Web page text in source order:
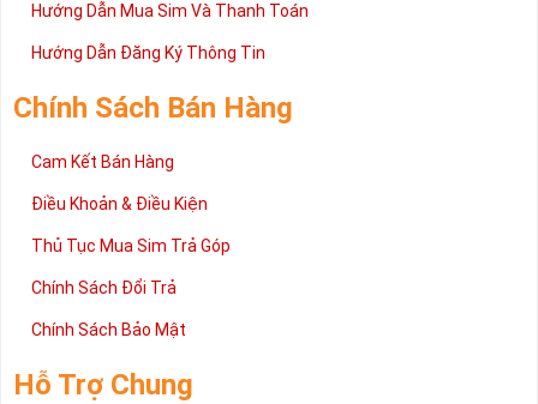
Hướng Dẫn Mua Sim Và Thanh Toán
Hướng Dẫn Đăng Ký Thông Tin
Chính Sách Bán Hàng
Cam Kết Bán Hàng
Điều Khoản & Điều Kiện
Thủ Tục Mua Sim Trả Góp
Chính Sách Đổi Trả
Chính Sách Bảo Mật
Hỗ Trợ Chung